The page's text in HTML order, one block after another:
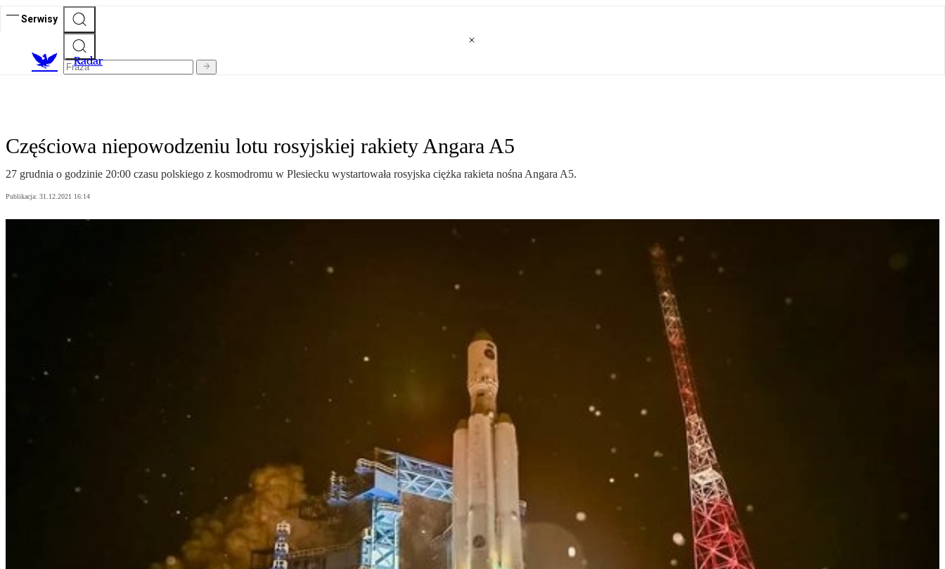
Serwisy
Radar
Częściowa niepowodzeniu lotu rosyjskiej rakiety Angara A5
27 grudnia o godzinie 20:00 czasu polskiego z kosmodromu w Plesiecku wystartowała rosyjska ciężka rakieta nośna Angara A5.
Publikacja: 31.12.2021 16:14